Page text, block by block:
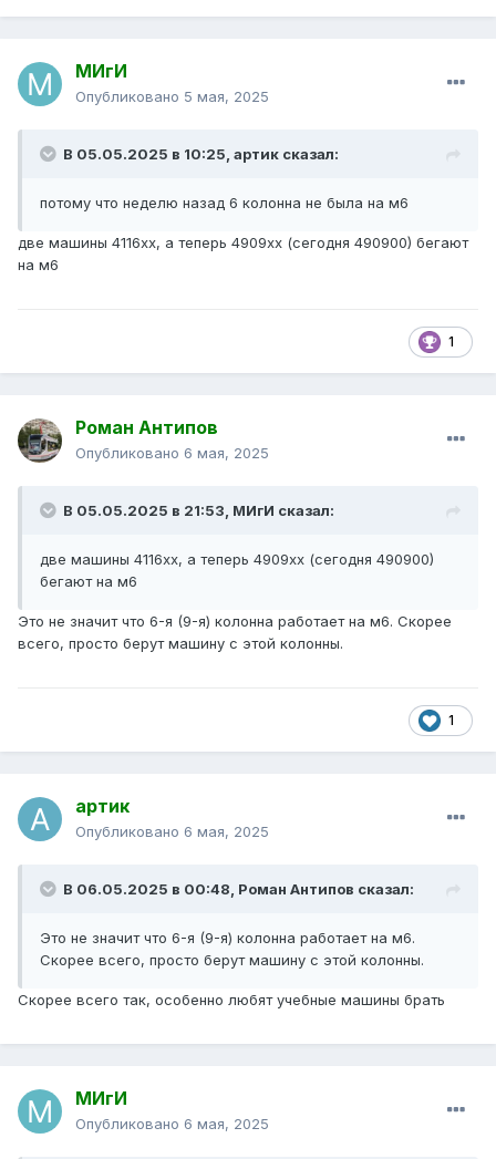
МИгИ
Опубликовано 5 мая, 2025
В 05.05.2025 в 10:25, артик сказал:
потому что неделю назад 6 колонна не была на м6
две машины 4116хх, а теперь 4909хх (сегодня 490900) бегают
на м6
1
Роман Антипов
Опубликовано 6 мая, 2025
В 05.05.2025 в 21:53, МИгИ сказал:
две машины 4116хх, а теперь 4909хх (сегодня 490900)
бегают на м6
Это не значит что 6-я (9-я) колонна работает на м6. Скорее
всего, просто берут машину с этой колонны.
1
артик
Опубликовано 6 мая, 2025
В 06.05.2025 в 00:48, Роман Антипов сказал:
Это не значит что 6-я (9-я) колонна работает на м6.
Скорее всего, просто берут машину с этой колонны.
Скорее всего так, особенно любят учебные машины брать
МИгИ
Опубликовано 6 мая, 2025